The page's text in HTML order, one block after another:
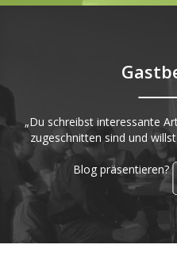
„Du schreibst interessante
zugeschnitten sind und
Blog präsentieren?